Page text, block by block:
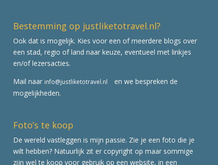
Bestemming op justliketotravel.nl?
Ook dat is mogelijk. Kies voor een of meerdere blogs over
een stad, regio of land naar keuze, eventueel met linkjes
en/of lezersacties.
Mail naar info@justliketotravel.nl
en we bespreken de
mogelijkheden.
Foto’s te koop
De wereld vastleggen is mijn passie. Zie je een foto die je
wilt hebben? Natuurlijk zit er copyright op maar sommige
zijn wel te koop voor gebruik op een website, in een